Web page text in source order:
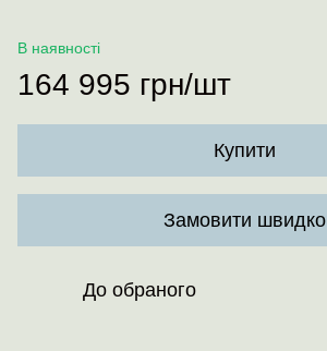
В наявності
164 995 грн/шт
Купити
Замовити швидко
До обраного